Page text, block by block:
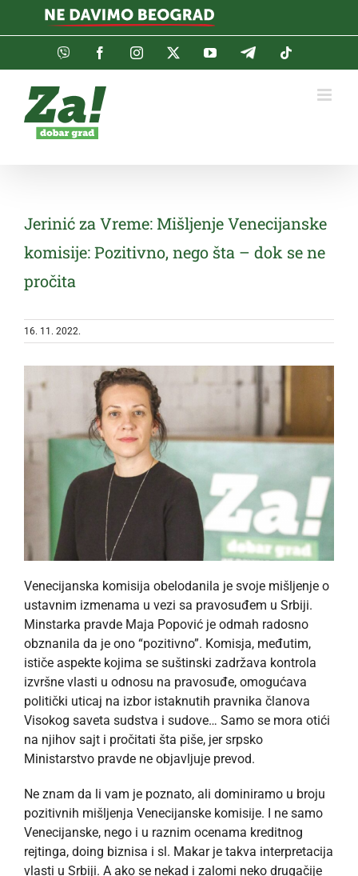
Viber FacebookInstagramTwitterYouTubeTelegram
Jerinić za Vreme: Mišljenje Venecijanske
komisije: Pozitivno, nego šta – dok se ne
pročita
16. 11. 2022.
Venecijanska komisija obelodanila je svoje mišljenje o
ustavnim izmenama u vezi sa pravosuđem u Srbiji.
Minstarka pravde Maja Popović je odmah radosno
obznanila da je ono “pozitivno”. Komisja, međutim,
ističe aspekte kojima se suštinski zadržava kontrola
izvršne vlasti u odnosu na pravosuđe, omogućava
politički uticaj na izbor istaknutih pravnika članova
Visokog saveta sudstva i sudove… Samo se mora otići
na njihov sajt i pročitati šta piše, jer srpsko
Ministarstvo pravde ne objavljuje prevod.
Ne znam da li vam je poznato, ali dominiramo u broju
pozitivnih mišljenja Venecijanske komisije. I ne samo
Venecijanske, nego i u raznim ocenama kreditnog
rejtinga, doing biznisa i sl. Makar je takva interpretacija
vlasti u Srbiji. A ako se nekad i zalomi neko drugačije